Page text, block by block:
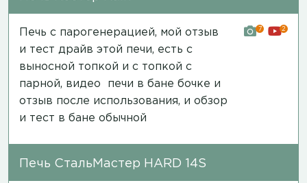
Печь с парогенерацией, мой отзыв
и тест драйв этой печи, есть с
выносной топкой и с топкой с
парной, видео печи в бане бочке и
отзыв после использования, и обзор
и тест в бане обычной
7 2
Печь СтальМастер HARD 14S